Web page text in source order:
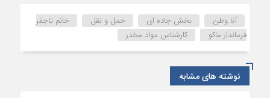
و
بهبود
تردد
کامیون‌ها
در
سومین
آنا وطن بخش جاده ای حمل و نقل
خانم تاجفر
فرماندار ماکو
کارشناس مواد مخدر
نوشته های مشابه